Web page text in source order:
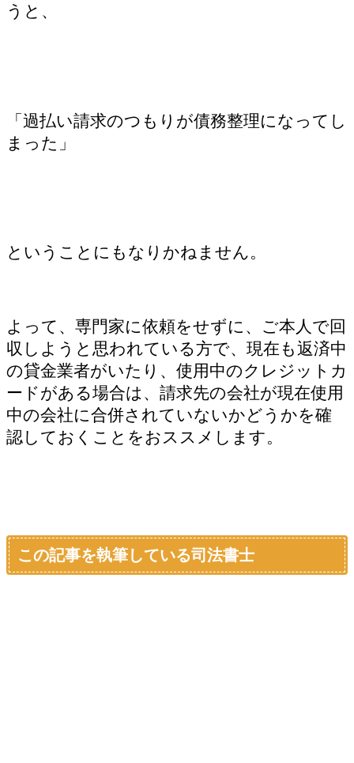
うと、
「過払い請求のつもりが債務整理になってし
まった」
ということにもなりかねません。
よって、専門家に依頼をせずに、ご本人で回
収しようと思われている方で、現在も返済中
の貸金業者がいたり、使用中のクレジットカ
ードがある場合は、請求先の会社が現在使用
中の会社に合併されていないかどうかを確
認しておくことをおススメします。
この記事を執筆している司法書士